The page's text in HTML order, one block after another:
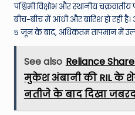
पश्चिमी विक्षोभ और स्थानीय
बीच-बीच में आंधी और बारिश हो रही
5 जून के बाद, अधिकतम तापमान में
See also Reliance
मुकेश अंबानी की RIL के
नतीजे के बाद दिखा